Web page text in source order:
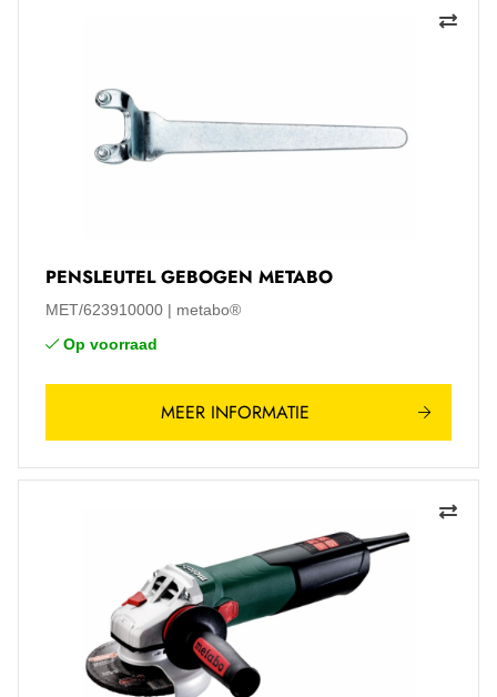
PENSLEUTEL GEBOGEN METABO
MET/623910000
metabo®
Op voorraad
MEER INFORMATIE